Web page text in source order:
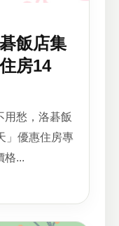
飯店集
房14
用愁，洛碁飯
」優惠住房專
格...